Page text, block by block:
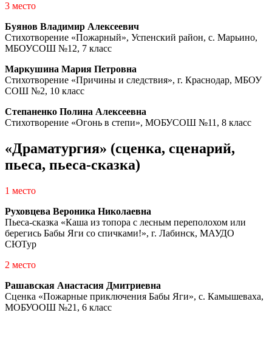
3 место
Буянов Владимир Алексеевич
Стихотворение «Пожарный», Успенский район, с. Марьино,
МБОУСОШ №12, 7 класс
Маркушина Мария Петровна
Стихотворение «Причины и следствия», г. Краснодар, МБОУ
СОШ №2, 10 класс
Степаненко Полина Алексеевна
Стихотворение «Огонь в степи», МОБУСОШ №11, 8 класс
«Драматургия» (сценка, сценарий,
пьеса, пьеса-сказка)
1 место
Руховцева Вероника Николаевна
Пьеса-сказка «Каша из топора с лесным переполохом или
берегись Бабы Яги со спичками!», г. Лабинск, МАУДО
СЮТур
2 место
Рашавская Анастасия Дмитриевна
Сценка «Пожарные приключения Бабы Яги», с. Камышеваха,
МОБУООШ №21, 6 класс